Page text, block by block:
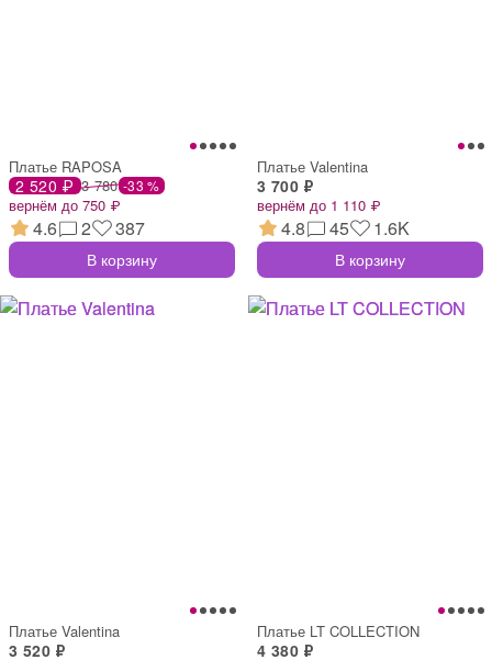
Платье RAPOSA
2 520 ₽ 3 780 -33 %
вернём до 750 ₽
4.6 2 387
В корзину
Платье Valentina
3 700 ₽
вернём до 1 110 ₽
4.8 45 1.6K
В корзину
Платье Valentina
3 520 ₽
Платье LT COLLECTION
4 380 ₽